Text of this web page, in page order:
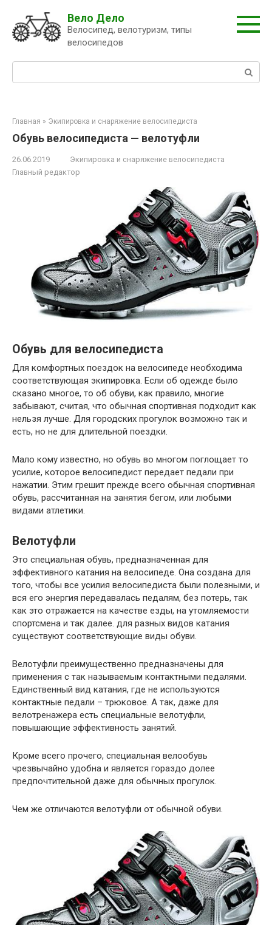
контенту
Вело Дело
Велосипед, велотуризм, типы
велосипедов
Главная » Экипировка и снаряжение велосипедиста
Обувь велосипедиста — велотуфли
26.06.2019
Экипировка и снаряжение велосипедиста
Главный редактор
Обувь для велосипедиста
Для комфортных поездок на велосипеде необходима
соответствующая экипировка. Если об одежде было
сказано многое, то об обуви, как правило, многие
забывают, считая, что обычная спортивная подходит как
нельзя лучше. Для городских прогулок возможно так и
есть, но не для длительной поездки.
Мало кому известно, но обувь во многом поглощает то
усилие, которое велосипедист передает педали при
нажатии. Этим грешит прежде всего обычная спортивная
обувь, рассчитанная на занятия бегом, или любыми
видами атлетики.
Велотуфли
Это специальная обувь, предназначенная для
эффективного катания на велосипеде. Она создана для
того, чтобы все усилия велосипедиста были полезными, и
вся его энергия передавалась педалям, без потерь, так
как это отражается на качестве езды, на утомляемости
спортсмена и так далее. для разных видов катания
существуют соответствующие виды обуви.
Велотуфли преимущественно предназначены для
применения с так называемым контактными педалями.
Единственный вид катания, где не используются
контактные педали – трюковое. А так, даже для
велотренажера есть специальные велотуфли,
повышающие эффективность занятий.
Кроме всего прочего, специальная велообувь
чрезвычайно удобна и является гораздо долее
предпочтительной даже для обычных прогулок.
Чем же отличаются велотуфли от обычной обуви.